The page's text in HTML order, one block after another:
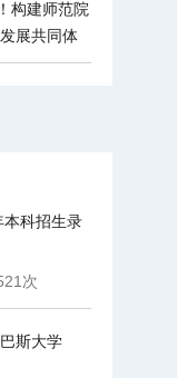
构建师范院
展共同体
科招生录
次
斯大学